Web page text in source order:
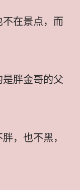
在景点，而
胖金哥的父
，也不黑，